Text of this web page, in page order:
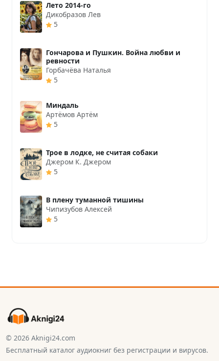
Лето 2014-го
Дикобразов Лев
5
Гончарова и Пушкин. Война любви и
ревности
Горбачёва Наталья
5
Миндаль
Артёмов Артём
5
Трое в лодке, не считая собаки
Джером К. Джером
5
В плену туманной тишины
Чипизубов Алексей
5
© 2026 Aknigi24.com
Бесплатный каталог аудиокниг без регистрации и вирусов.